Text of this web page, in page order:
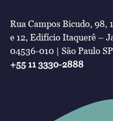
Rua Campos Bicudo, 98,
e 12, Edifício Itaquerê –
04536-010 | São Paulo SP
+55 11 3330-2888